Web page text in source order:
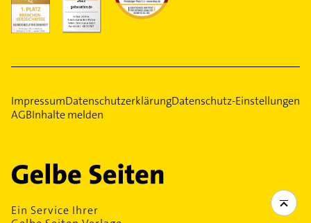
ImpressumDatenschutzerklärungDatenschutz-Einstellungen
AGBInhalte melden
Ein Service Ihrer